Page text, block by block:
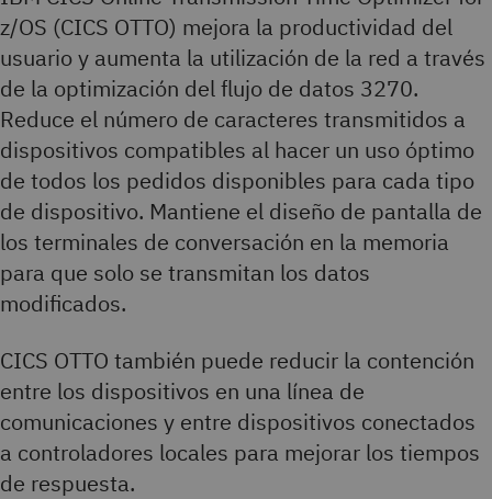
z/OS (CICS OTTO) mejora la productividad del
usuario y aumenta la utilización de la red a través
de la optimización del flujo de datos 3270.
Reduce el número de caracteres transmitidos a
dispositivos compatibles al hacer un uso óptimo
de todos los pedidos disponibles para cada tipo
de dispositivo. Mantiene el diseño de pantalla de
los terminales de conversación en la memoria
para que solo se transmitan los datos
modificados.
CICS OTTO también puede reducir la contención
entre los dispositivos en una línea de
comunicaciones y entre dispositivos conectados
a controladores locales para mejorar los tiempos
de respuesta.